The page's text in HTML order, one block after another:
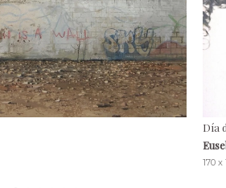
Día
170 x